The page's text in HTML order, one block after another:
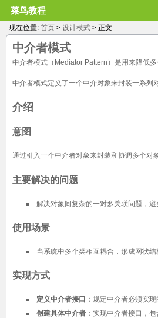
菜鸟教程
现在位置: 首页 > 设计模式 > 正文
中介者模式
中介者模式（Mediator Pattern）是用来降低
中介者模式定义了一个中介对象来封装一系列
介绍
意图
通过引入一个中介者对象来封装和协调多个对
主要解决的问题
解决对象间复杂的一对多关联问题，
使用场景
当系统中多个类相互耦合，形成网状结
实现方式
定义中介者接口 ：规定中介者必须实现
创建具体中介者 ：实现中介者接口，